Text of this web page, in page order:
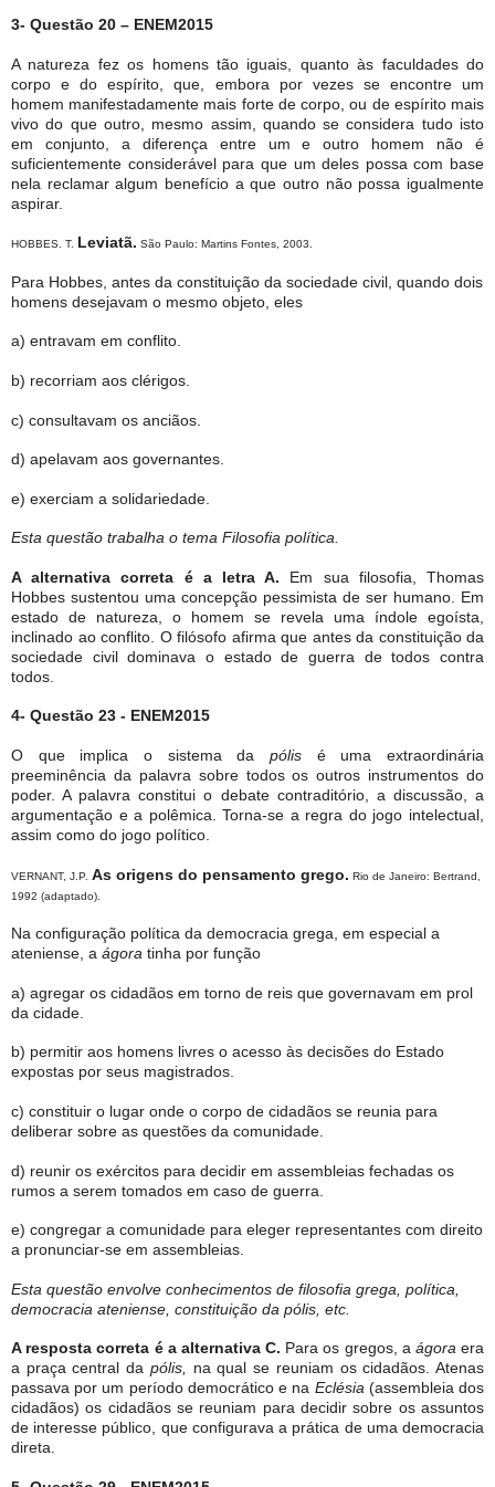
3- Questão 20 – ENEM2015
A natureza fez os homens tão iguais, quanto às faculdades do
corpo e do espírito, que, embora por vezes se encontre um
homem manifestadamente mais forte de corpo, ou de espírito mais
vivo do que outro, mesmo assim, quando se considera tudo isto
em conjunto, a diferença entre um e outro homem não é
suficientemente considerável para que um deles possa com base
nela reclamar algum benefício a que outro não possa igualmente
aspirar.
HOBBES. T. Leviatã. São Paulo: Martins Fontes, 2003.
Para Hobbes, antes da constituição da sociedade civil, quando dois
homens desejavam o mesmo objeto, eles
a) entravam em conflito.
b) recorriam aos clérigos.
c) consultavam os anciãos.
d) apelavam aos governantes.
e) exerciam a solidariedade.
Esta questão trabalha o tema Filosofia política.
A alternativa correta é a letra A. Em sua filosofia, Thomas
Hobbes sustentou uma concepção pessimista de ser humano. Em
estado de natureza, o homem se revela uma índole egoísta,
inclinado ao conflito. O filósofo afirma que antes da constituição da
sociedade civil dominava o estado de guerra de todos contra
todos.
4- Questão 23 - ENEM2015
O que implica o sistema da pólis é uma extraordinária
preeminência da palavra sobre todos os outros instrumentos do
poder. A palavra constitui o debate contraditório, a discussão, a
argumentação e a polêmica. Torna-se a regra do jogo intelectual,
assim como do jogo político.
VERNANT, J.P. As origens do pensamento grego. Rio de Janeiro: Bertrand,
1992 (adaptado).
Na configuração política da democracia grega, em especial a
ateniense, a ágora tinha por função
a) agregar os cidadãos em torno de reis que governavam em prol
da cidade.
b) permitir aos homens livres o acesso às decisões do Estado
expostas por seus magistrados.
c) constituir o lugar onde o corpo de cidadãos se reunia para
deliberar sobre as questões da comunidade.
d) reunir os exércitos para decidir em assembleias fechadas os
rumos a serem tomados em caso de guerra.
e) congregar a comunidade para eleger representantes com direito
a pronunciar-se em assembleias.
Esta questão envolve conhecimentos de filosofia grega, política,
democracia ateniense, constituição da pólis, etc.
A resposta correta é a alternativa C. Para os gregos, a ágoraera
a praça central da pólis, na qual se reuniam os cidadãos. Atenas
passava por um período democrático e na Eclésia (assembleia dos
cidadãos) os cidadãos se reuniam para decidir sobre os assuntos
de interesse público, que configurava a prática de uma democracia
direta.